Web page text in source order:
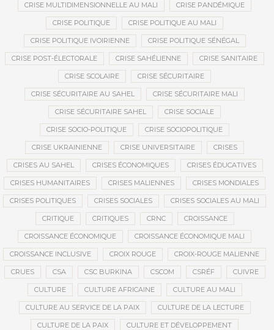
CRISE MULTIDIMENSIONNELLE AU MALI CRISE PANDÉMIQUE
CRISE POLITIQUE CRISE POLITIQUE AU MALI
CRISE POLITIQUE IVOIRIENNE CRISE POLITIQUE SÉNÉGAL
CRISE POST-ÉLECTORALE CRISE SAHÉLIENNE CRISE SANITAIRE
CRISE SCOLAIRE CRISE SÉCURITAIRE
CRISE SÉCURITAIRE AU SAHEL CRISE SÉCURITAIRE MALI
CRISE SÉCURITAIRE SAHEL CRISE SOCIALE
CRISE SOCIO-POLITIQUE CRISE SOCIOPOLITIQUE
CRISE UKRAINIENNE CRISE UNIVERSITAIRE CRISES
CRISES AU SAHEL CRISES ÉCONOMIQUES CRISES ÉDUCATIVES
CRISES HUMANITAIRES CRISES MALIENNES CRISES MONDIALES
CRISES POLITIQUES CRISES SOCIALES CRISES SOCIALES AU MALI
CRITIQUE CRITIQUES CRNC CROISSANCE
CROISSANCE ÉCONOMIQUE CROISSANCE ÉCONOMIQUE MALI
CROISSANCE INCLUSIVE CROIX ROUGE CROIX-ROUGE MALIENNE
CRUES CSA CSC BURKINA CSCOM CSRÉF CUIVRE
CULTURE CULTURE AFRICAINE CULTURE AU MALI
CULTURE AU SERVICE DE LA PAIX CULTURE DE LA LECTURE
CULTURE DE LA PAIX CULTURE ET DÉVELOPPEMENT